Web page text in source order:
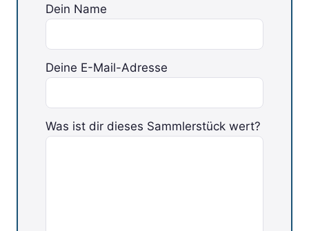
Dein Name
Deine E-Mail-Adresse
Bitte lasse dieses Feld leer.
Was ist dir dieses Sammlerstück wert?